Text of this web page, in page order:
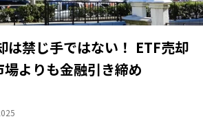
は禁じ手ではない！ ETF売却
よりも金融引き締め